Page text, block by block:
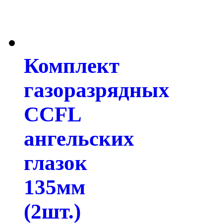
Комплект
газоразрядных
CCFL
ангельских
глазок
135мм
(2шт.)